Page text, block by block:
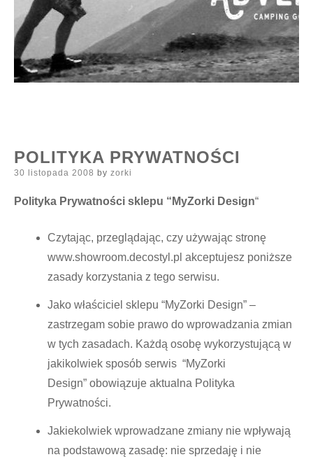
POLITYKA PRYWATNOŚCI
Posted
30 listopada 2008 by zorki
Polityka Prywatności sklepu “MyZorki Design“
Czytając, przeglądając, czy używając stronę
www.showroom.decostyl.pl akceptujesz poniższe
zasady korzystania z tego serwisu.
Jako właściciel sklepu “MyZorki Design” –
zastrzegam sobie prawo do wprowadzania zmian
w tych zasadach. Każdą osobę wykorzystującą w
jakikolwiek sposób serwis “MyZorki
Design” obowiązuje aktualna Polityka
Prywatności.
Jakiekolwiek wprowadzane zmiany nie wpływają
na podstawową zasadę: nie sprzedaję i nie